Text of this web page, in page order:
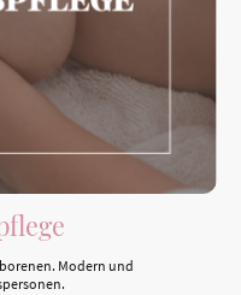
Modern und